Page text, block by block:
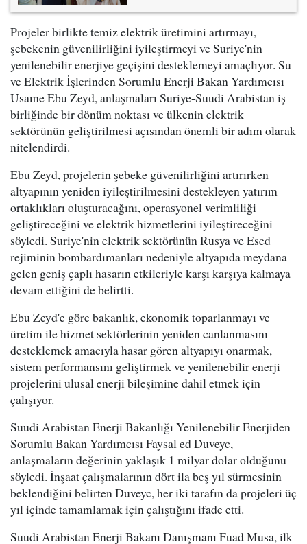
Projeler birlikte temiz elektrik üretimini artırmayı,
şebekenin güvenilirliğini iyileştirmeyi ve Suriye'nin
yenilenebilir enerjiye geçişini desteklemeyi amaçlıyor. Su
ve Elektrik İşlerinden Sorumlu Enerji Bakan Yardımcısı
Usame Ebu Zeyd, anlaşmaları Suriye-Suudi Arabistan iş
birliğinde bir dönüm noktası ve ülkenin elektrik
sektörünün geliştirilmesi açısından önemli bir adım olarak
nitelendirdi.
Ebu Zeyd, projelerin şebeke güvenilirliğini artırırken
altyapının yeniden iyileştirilmesini destekleyen yatırım
ortaklıkları oluşturacağını, operasyonel verimliliği
geliştireceğini ve elektrik hizmetlerini iyileştireceğini
söyledi. Suriye'nin elektrik sektörünün Rusya ve Esed
rejiminin bombardımanları nedeniyle altyapıda meydana
gelen geniş çaplı hasarın etkileriyle karşı karşıya kalmaya
devam ettiğini de belirtti.
Ebu Zeyd'e göre bakanlık, ekonomik toparlanmayı ve
üretim ile hizmet sektörlerinin yeniden canlanmasını
desteklemek amacıyla hasar gören altyapıyı onarmak,
sistem performansını geliştirmek ve yenilenebilir enerji
projelerini ulusal enerji bileşimine dahil etmek için
çalışıyor.
Suudi Arabistan Enerji Bakanlığı Yenilenebilir Enerjiden
Sorumlu Bakan Yardımcısı Faysal ed Duveyc,
anlaşmaların değerinin yaklaşık 1 milyar dolar olduğunu
söyledi. İnşaat çalışmalarının dört ila beş yıl sürmesinin
beklendiğini belirten Duveyc, her iki tarafın da projeleri üç
yıl içinde tamamlamak için çalıştığını ifade etti.
Suudi Arabistan Enerji Bakanı Danışmanı Fuad Musa, ilk